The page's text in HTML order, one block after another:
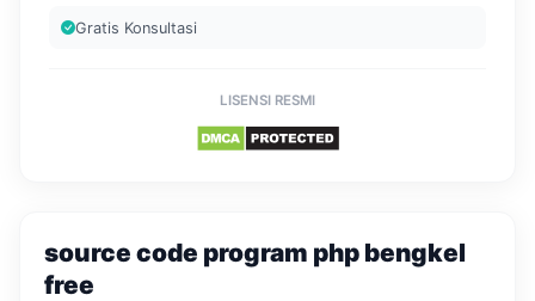
Gratis Konsultasi
LISENSI RESMI
source code program php bengkel
free